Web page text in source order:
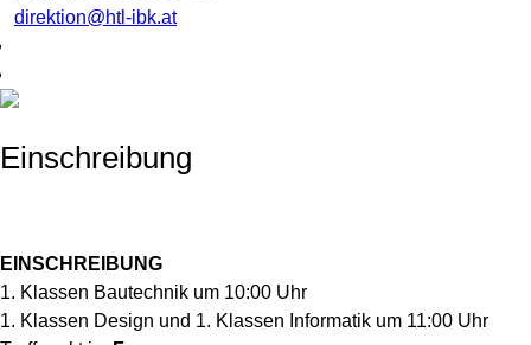
direktion@htl-ibk.at
Einschreibung
EINSCHREIBUNG
1. Klassen Bautechnik um 10:00 Uhr
1. Klassen Design und 1. Klassen Informatik um 11:00 Uhr